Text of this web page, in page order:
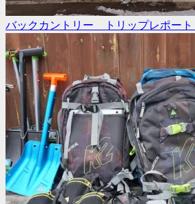
バックカントリー トリップレポート